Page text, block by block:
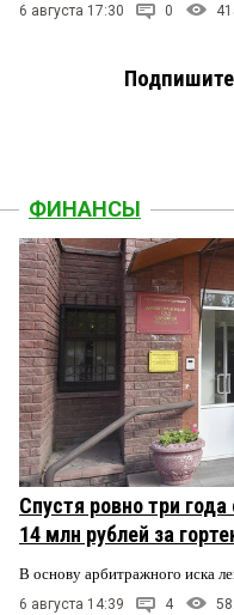
6 августа 17:30 0
ФИНАНСЫ
Спустя ровно три
14 млн рублей за
В основу арбитражного иска
6 августа 14:39 4